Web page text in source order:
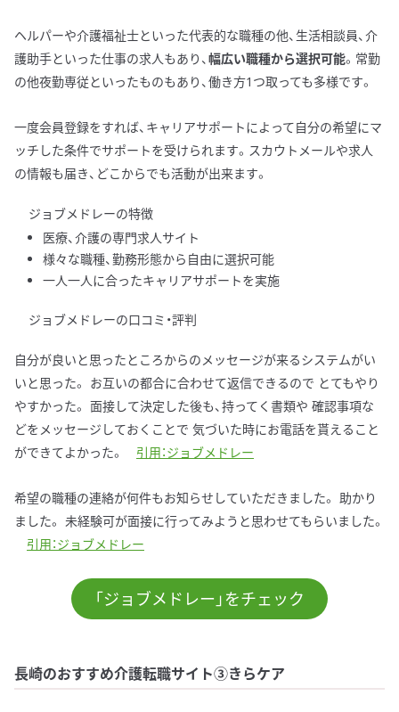
ヘルパーや介護福祉士といった代表的な職種の他、生活相談員、介
護助手といった仕事の求人もあり、幅広い職種から選択可能。常勤
の他夜勤専従といったものもあり、働き方1つ取っても多様です。
一度会員登録をすれば、キャリアサポートによって自分の希望にマ
ッチした条件でサポートを受けられます。スカウトメールや求人
の情報も届き、どこからでも活動が出来ます。
ジョブメドレーの特徴
医療、介護の専門求人サイト
様々な職種、勤務形態から自由に選択可能
一人一人に合ったキャリアサポートを実施
ジョブメドレーの口コミ・評判
自分が良いと思ったところからのメッセージが来るシステムがい
いと思った。 お互いの都合に合わせて返信できるので とてもやり
やすかった。 面接して決定した後も、持ってく書類や 確認事項な
どをメッセージしておくことで 気づいた時にお電話を貰えること
ができてよかった。 引用：ジョブメドレー
希望の職種の連絡が何件もお知らせしていただきました。 助かり
ました。 未経験可が面接に行ってみようと思わせてもらいました。
引用：ジョブメドレー
「ジョブメドレー」をチェック
長崎のおすすめ介護転職サイト③きらケア